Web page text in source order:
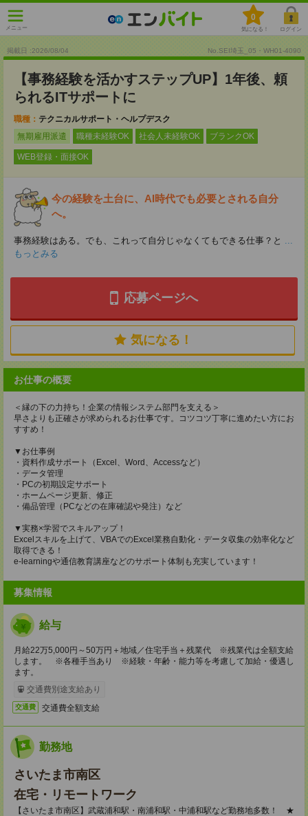
メニュー
0
気になる！ ログイン
掲載日 :2026/08/04 No.SEI埼玉_05・WH01-4090
【事務経験を活かすステップUP】1年後、頼
られるITサポートに
職種： テクニカルサポート・ヘルプデスク
無期雇用派遣
職種未経験OK 社会人未経験OK ブランクOK
WEB登録・面接OK
今の経験を土台に、AI時代でも必要とされる自分
へ。
事務経験はある。でも、これって自分じゃなくてもできる仕事？と ...
もっとみる
応募ページへ
気になる！
お仕事の概要
＜縁の下の力持ち！企業の情報システム部門を支える＞
早さよりも正確さが求められるお仕事です。コツコツ丁寧に進めたい方にお
すすめ！
▼お仕事例
・資料作成サポート（Excel、Word、Accessなど）
・データ管理
・PCの初期設定サポート
・ホームページ更新、修正
・備品管理（PCなどの在庫確認や発注）など
▼実務×学習でスキルアップ！
Excelスキルを上げて、VBAでのExcel業務自動化・データ収集の効率化など
取得できる！
e-learningや通信教育講座などのサポート体制も充実しています！
募集情報
給与
月給22万5,000円～50万円＋地域／住宅手当＋残業代 ※残業代は全額支給
します。 ※各種手当あり ※経験・年齢・能力等を考慮して加給・優遇し
ます。
交通費別途支給あり
交通費 交通費全額支給
勤務地
さいたま市南区
在宅・リモートワーク
【さいたま市南区】武蔵浦和駅・南浦和駅・中浦和駅など勤務地多数！ ★